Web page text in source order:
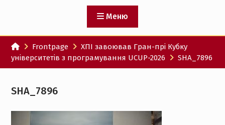
участю ХПІ обговорили
перспективи українсько-
іспанського
технологічного
партнерства
Меню
Frontpage
ХПІ завоював Гран-прі Кубку
університетів з програмування UCUP-2026
SHA_7896
SHA_7896